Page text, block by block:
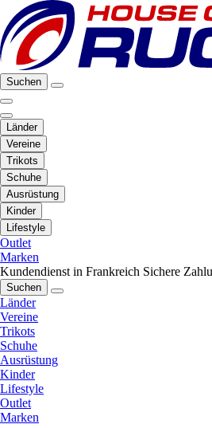
Suchen
Länder
Vereine
Trikots
Schuhe
Ausrüstung
Kinder
Lifestyle
Outlet
Marken
Kundendienst in Frankreich Sichere
Suchen
Länder
Vereine
Trikots
Schuhe
Ausrüstung
Kinder
Lifestyle
Outlet
Marken